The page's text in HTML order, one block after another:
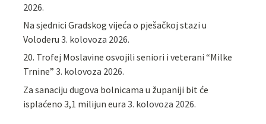
2026.
Na sjednici Gradskog vijeća o pješačkoj stazi u
Voloderu 3. kolovoza 2026.
20. Trofej Moslavine osvojili seniori i veterani “Milke
Trnine” 3. kolovoza 2026.
Za sanaciju dugova bolnicama u županiji bit će
isplaćeno 3,1 milijun eura 3. kolovoza 2026.